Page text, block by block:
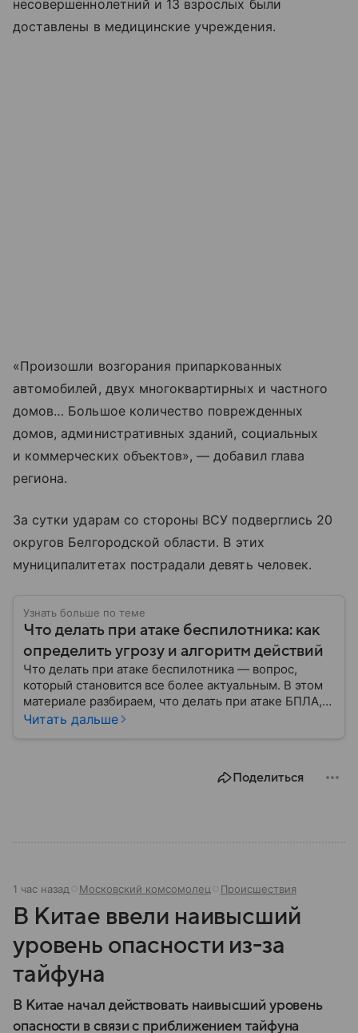
несовершеннолетний и 13 взрослых были
доставлены в медицинские учреждения.
«Произошли возгорания припаркованных
автомобилей, двух многоквартирных и частного
домов… Большое количество поврежденных
домов, административных зданий, социальных
и коммерческих объектов», — добавил глава
региона.
За сутки ударам со стороны ВСУ подверглись 20
округов Белгородской области. В этих
муниципалитетах пострадали девять человек.
Узнать больше по теме
Что делать при атаке беспилотника: как
определить угрозу и алгоритм действий
Что делать при атаке беспилотника — вопрос,
который становится все более актуальным. В этом
материале разбираем, что делать при атаке БПЛА,
как распознать угрозу, какие действия предпринять
Читать дальше
Поделиться
1 час назад Московский комсомолец Происшествия
В Китае ввели наивысший
уровень опасности из-за
тайфуна
В Китае начал действовать наивысший уровень
опасности в связи с приближением тайфуна